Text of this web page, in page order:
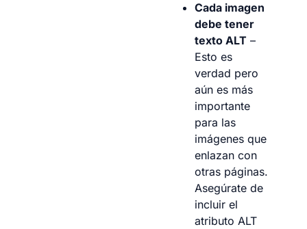
Cada imagen
debe tener
texto ALT –
Esto es
verdad pero
aún es más
importante
para las
imágenes que
enlazan con
otras páginas.
Asegúrate de
incluir el
atributo ALT